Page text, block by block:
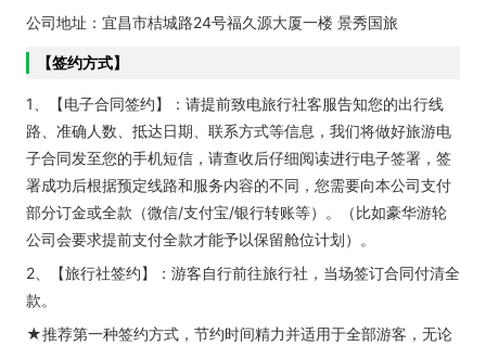
公司地址：宜昌市桔城路24号福久源大厦一楼 景秀国旅
【签约方式】
1、【电子合同签约】：请提前致电旅行社客服告知您的出行线
路、准确人数、抵达日期、联系方式等信息，我们将做好旅游电
子合同发至您的手机短信，请查收后仔细阅读进行电子签署，签
署成功后根据预定线路和服务内容的不同，您需要向本公司支付
部分订金或全款（微信/支付宝/银行转账等）。（比如豪华游轮
公司会要求提前支付全款才能予以保留舱位计划）。
2、【旅行社签约】：游客自行前往旅行社，当场签订合同付清全
款。
★推荐第一种签约方式，节约时间精力并适用于全部游客，无论